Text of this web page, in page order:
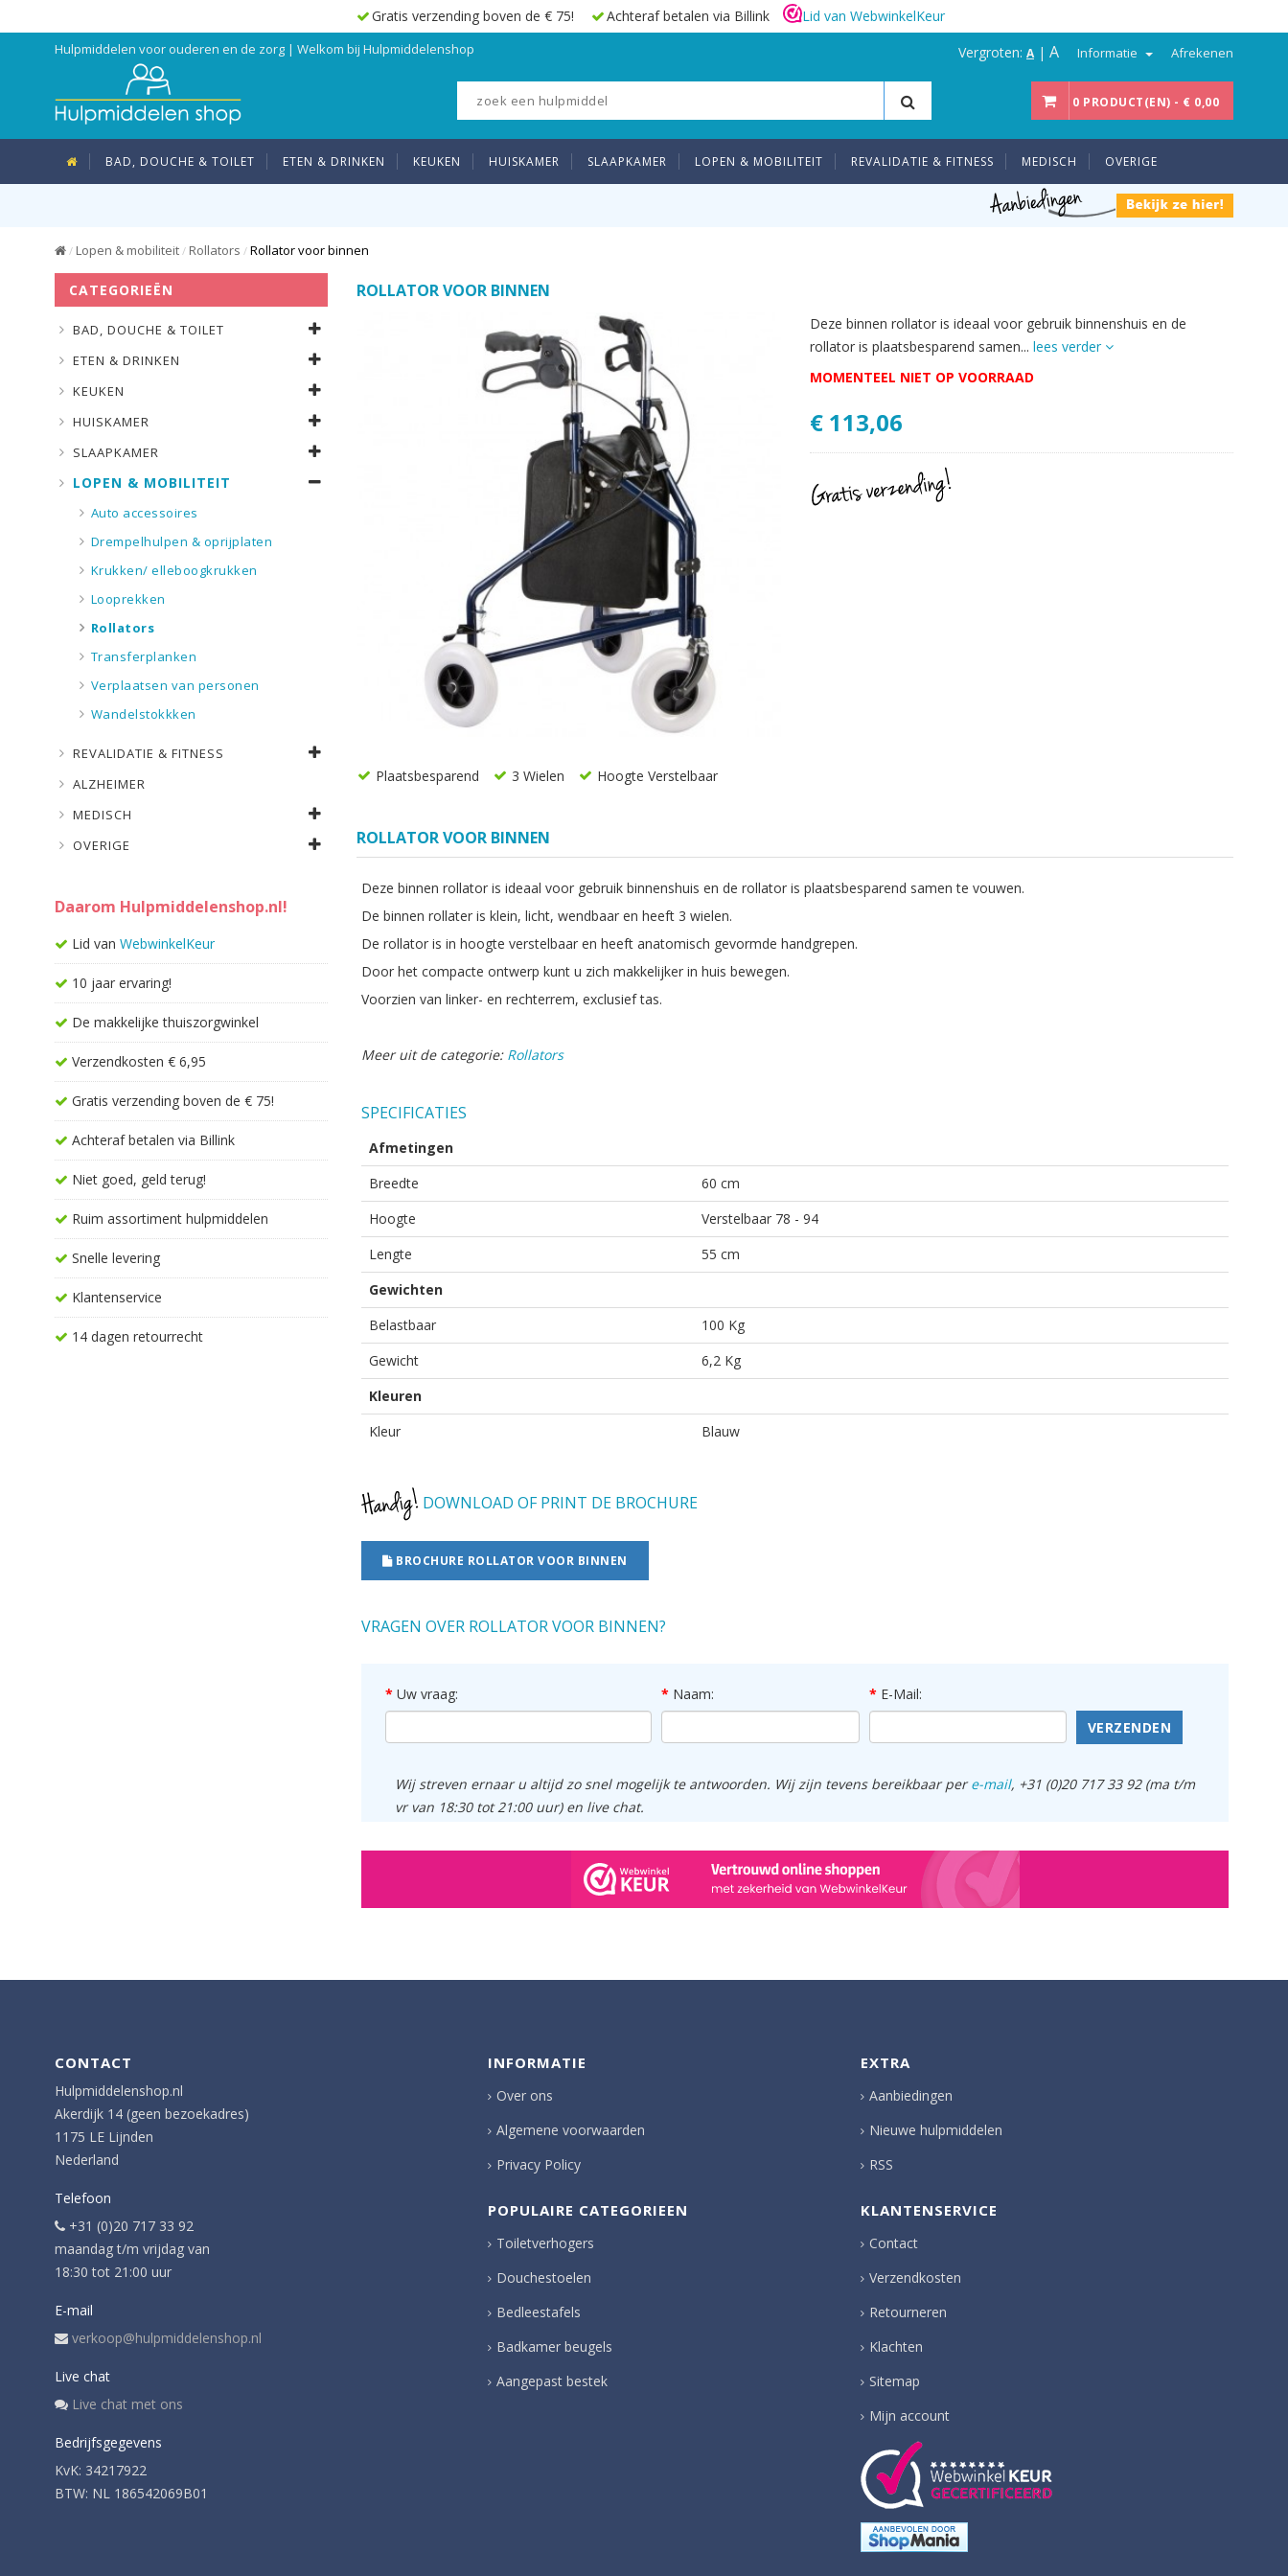
Gratis verzending boven de € 75! Achteraf betalen via Billink Lid van WebwinkelKeur
Hulpmiddelen voor ouderen en de zorg | Welkom bij Hulpmiddelenshop Vergroten: A| A Informatie Afrekenen
0 PRODUCT(EN) - € 0,00
BAD, DOUCHE & TOILET ETEN & DRINKEN KEUKEN HUISKAMER SLAAPKAMER LOPEN & MOBILITEIT REVALIDATIE & FITNESS MEDISCH OVERIGE
/ Lopen & mobiliteit / Rollators / Rollator voor binnen
ROLLATOR VOOR BINNEN
Deze binnen rollator is ideaal voor gebruik binnenshuis en de
rollator is plaatsbesparend samen... lees verder
MOMENTEEL NIET OP VOORRAAD
€ 113,06
Plaatsbesparend 3 Wielen Hoogte Verstelbaar
ROLLATOR VOOR BINNEN
Deze binnen rollator is ideaal voor gebruik binnenshuis en de rollator is plaatsbesparend samen te vouwen.
De binnen rollater is klein, licht, wendbaar en heeft 3 wielen.
De rollator is in hoogte verstelbaar en heeft anatomisch gevormde handgrepen.
Door het compacte ontwerp kunt u zich makkelijker in huis bewegen.
Voorzien van linker- en rechterrem, exclusief tas.
Meer uit de categorie: Rollators
SPECIFICATIES
Afmetingen
Breedte
60 cm
Hoogte
Verstelbaar 78 - 94
Lengte
55 cm
Gewichten
Belastbaar
100 Kg
Gewicht
6,2 Kg
Kleuren
Kleur
Blauw
DOWNLOAD OF PRINT DE BROCHURE
BROCHURE ROLLATOR VOOR BINNEN
VRAGEN OVER ROLLATOR VOOR BINNEN?
Uw vraag: Naam:
E-Mail:
VERZENDEN
Wij streven ernaar u altijd zo snel mogelijk te antwoorden. Wij zijn tevens bereikbaar pere-mail, +31 (0)20 717 33 92 (ma t/m
vr van 18:30 tot 21:00 uur) en live chat.
CATEGORIEËN
BAD, DOUCHE & TOILET
ETEN & DRINKEN
KEUKEN
HUISKAMER
SLAAPKAMER
LOPEN & MOBILITEIT
Auto accessoires
Drempelhulpen & oprijplaten
Krukken/ elleboogkrukken
Looprekken
Rollators
Transferplanken
Verplaatsen van personen
Wandelstokkken
REVALIDATIE & FITNESS
ALZHEIMER
MEDISCH
OVERIGE
Daarom Hulpmiddelenshop.nl!
Lid vanWebwinkelKeur
10 jaar ervaring!
De makkelijke thuiszorgwinkel
Verzendkosten € 6,95
Gratis verzending boven de € 75!
Achteraf betalen via Billink
Niet goed, geld terug!
Ruim assortiment hulpmiddelen
Snelle levering
Klantenservice
14 dagen retourrecht
CONTACT
Hulpmiddelenshop.nl
Akerdijk 14 (geen bezoekadres)
1175 LE Lijnden
Nederland
Telefoon
+31 (0)20 717 33 92
maandag t/m vrijdag van
18:30 tot 21:00 uur
E-mail
verkoop@hulpmiddelenshop.nl
Live chat
Live chat met ons
Bedrijfsgegevens
KvK: 34217922
BTW: NL 186542069B01
EXTRA
Aanbiedingen
Nieuwe hulpmiddelen
RSS
KLANTENSERVICE
Contact
Verzendkosten
Retourneren
Klachten
Sitemap
Mijn account
INFORMATIE
Over ons
Algemene voorwaarden
Privacy Policy
POPULAIRE CATEGORIEEN
Toiletverhogers
Douchestoelen
Bedleestafels
Badkamer beugels
Aangepast bestek